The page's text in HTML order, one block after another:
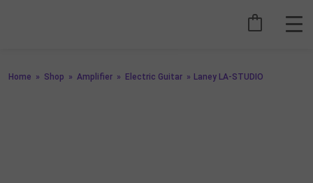
Home » Shop » Amplifier » Electric Guitar » Laney LA-STUDIO